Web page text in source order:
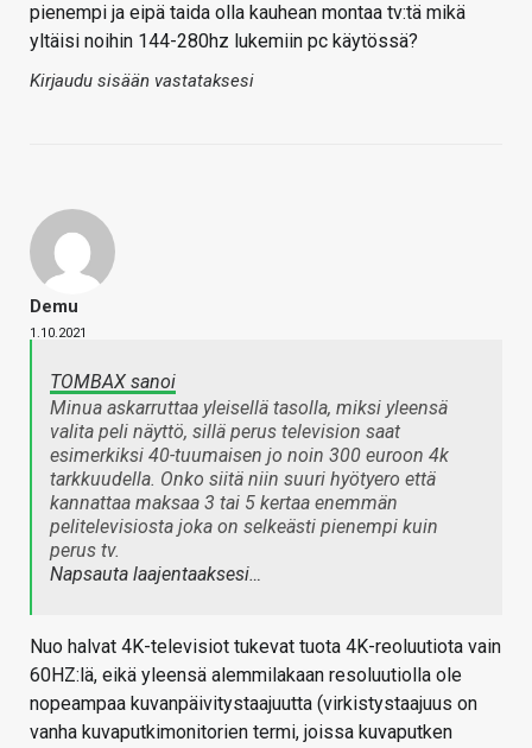
pienempi ja eipä taida olla kauhean montaa tv:tä mikä
yltäisi noihin 144-280hz lukemiin pc käytössä?
Kirjaudu sisään vastataksesi
Demu
1.10.2021
TOMBAX sanoi
Minua askarruttaa yleisellä tasolla, miksi yleensä
valita peli näyttö, sillä perus television saat
esimerkiksi 40-tuumaisen jo noin 300 euroon 4k
tarkkuudella. Onko siitä niin suuri hyötyero että
kannattaa maksaa 3 tai 5 kertaa enemmän
pelitelevisiosta joka on selkeästi pienempi kuin
perus tv.
Napsauta laajentaaksesi…
Nuo halvat 4K-televisiot tukevat tuota 4K-reoluutiota vain
60HZ:lä, eikä yleensä alemmilakaan resoluutiolla ole
nopeampaa kuvanpäivitystaajuutta (virkistystaajuus on
vanha kuvaputkimonitorien termi, joissa kuvaputken